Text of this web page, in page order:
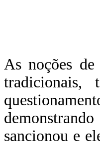
As noções
tradicionais,
sancionou e